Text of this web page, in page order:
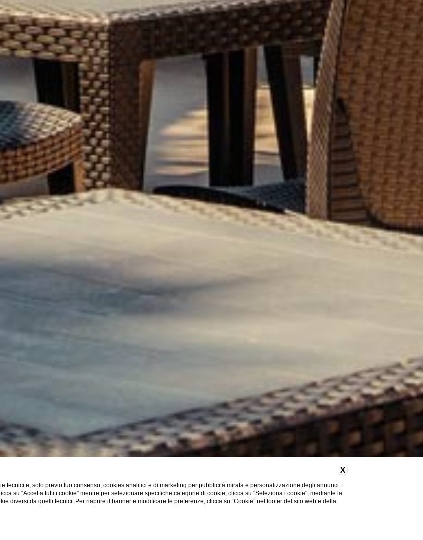
X
tecnici e, solo previo tuo consenso, cookies analitici e di marketing per pubblicità mirata e personalizzazione degli annunci.
su “Accetta tutti i cookie” mentre per selezionare specifiche categorie di cookie, clicca su "Seleziona i cookie"; mediante la
diversi da quelli tecnici. Per riaprire il banner e modificare le preferenze, clicca su “Cookie” nel footer del sito web e della